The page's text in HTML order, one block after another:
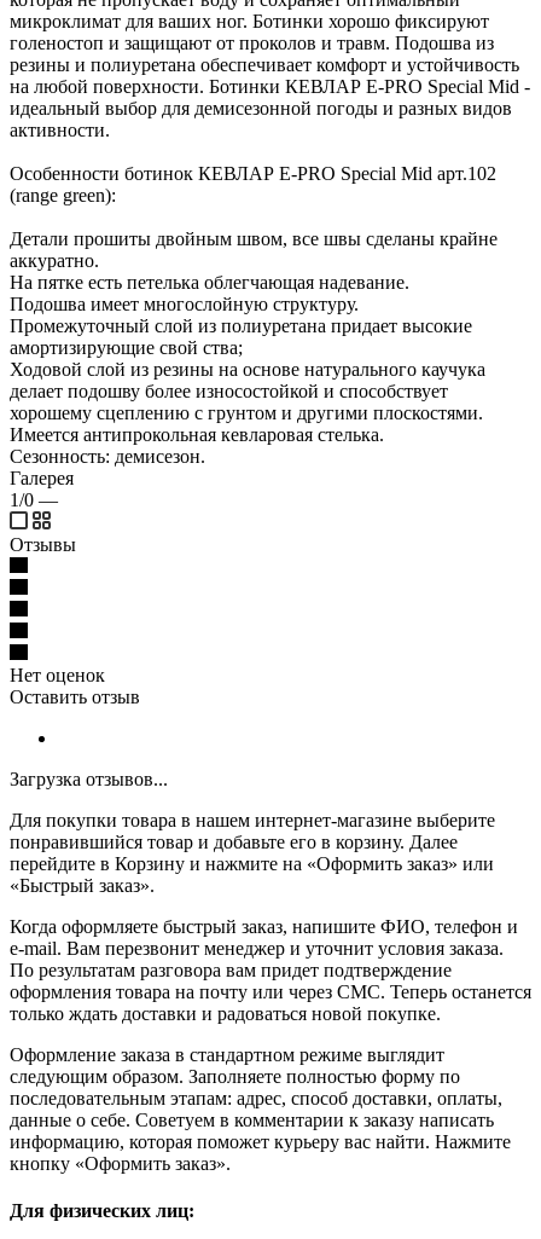
микроклимат для ваших ног. Ботинки хорошо фиксируют
голеностоп и защищают от проколов и травм. Подошва из
резины и полиуретана обеспечивает комфорт и устойчивость
на любой поверхности. Ботинки КЕВЛАР E-PRO Special Mid -
идеальный выбор для демисезонной погоды и разных видов
активности.
Особенности ботинок КЕВЛАР E-PRO Special Mid арт.102
(range green):
Детали прошиты двойным швом, все швы сделаны крайне
аккуратно.
На пятке есть петелька облегчающая надевание.
Подошва имеет многослойную структуру.
Промежуточный слой из полиуретана придает высокие
амортизирующие свой ства;
Ходовой слой из резины на основе натурального каучука
делает подошву более износостойкой и способствует
хорошему сцеплению с грунтом и другими плоскостями.
Имеется антипрокольная кевларовая стелька.
Сезонность: демисезон.
Галерея
1/0 —
Отзывы
Нет оценок
Оставить отзыв
Загрузка отзывов...
Для покупки товара в нашем интернет-магазине выберите
понравившийся товар и добавьте его в корзину. Далее
перейдите в Корзину и нажмите на «Оформить заказ» или
«Быстрый заказ».
Когда оформляете быстрый заказ, напишите ФИО, телефон и
e-mail. Вам перезвонит менеджер и уточнит условия заказа.
По результатам разговора вам придет подтверждение
оформления товара на почту или через СМС. Теперь останется
только ждать доставки и радоваться новой покупке.
Оформление заказа в стандартном режиме выглядит
следующим образом. Заполняете полностью форму по
последовательным этапам: адрес, способ доставки, оплаты,
данные о себе. Советуем в комментарии к заказу написать
информацию, которая поможет курьеру вас найти. Нажмите
кнопку «Оформить заказ».
Для физических лиц: